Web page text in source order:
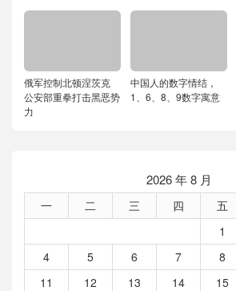
俄军控制北顿涅茨克
公安部重拳打击黑恶势
力
中国人的数字情结，
1、6、8、9数字寓意
2026 年 8 月
一 二 三 四 五
1
4
5 6 7 8
11
12 13 14 15